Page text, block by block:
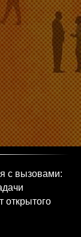
с вызовами:
открытого